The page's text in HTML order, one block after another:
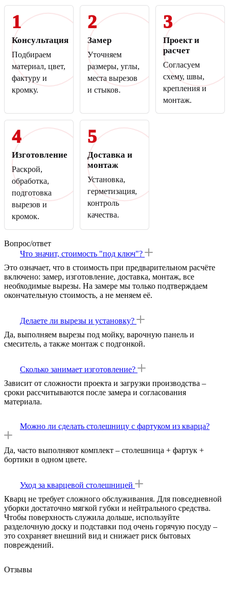
1
Консультация
Подбираем
материал, цвет,
фактуру и
кромку.
2
Замер
Уточняем
размеры, углы,
места вырезов
и стыков.
3
Проект и
расчет
Согласуем
схему, швы,
крепления и
монтаж.
4
Изготовление
Раскрой,
обработка,
подготовка
вырезов и
кромок.
5
Доставка и
монтаж
Установка,
герметизация,
контроль
качества.
Вопрос/ответ
Что значит, стоимость "под ключ"?
Это означает, что в стоимость при предварительном расчёте
включено: замер, изготовление, доставка, монтаж, все
необходимые вырезы. На замере мы только подтверждаем
окончательную стоимость, а не меняем её.
Делаете ли вырезы и установку?
Да, выполняем вырезы под мойку, варочную панель и
смеситель, а также монтаж с подгонкой.
Сколько занимает изготовление?
Зависит от сложности проекта и загрузки производства –
сроки рассчитываются после замера и согласования
материала.
Можно ли сделать столешницу с фартуком из кварца?
Да, часто выполняют комплект – столешница + фартук +
бортики в одном цвете.
Уход за кварцевой столешницей
Кварц не требует сложного обслуживания. Для повседневной
уборки достаточно мягкой губки и нейтрального средства.
Чтобы поверхность служила дольше, используйте
разделочную доску и подставки под очень горячую посуду –
это сохраняет внешний вид и снижает риск бытовых
повреждений.
Отзывы